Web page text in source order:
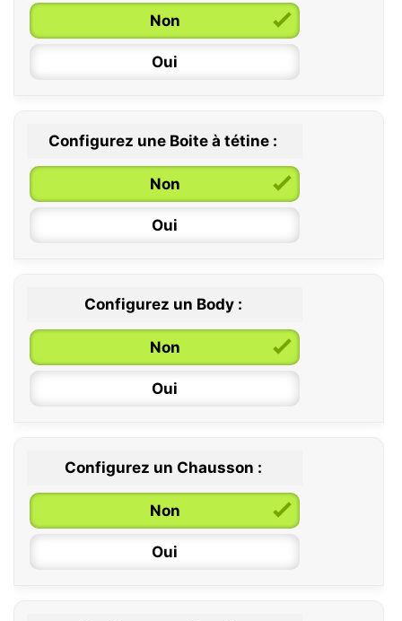
6 / 36 mois
Non
Oui
Configurez une Boite à tétine :
Non
Oui
Configurez un Body :
Non
Oui
0 / 6 mois
6 / 12 mois
12 / 18 mois
Configurez un Chausson :
Non
Oui